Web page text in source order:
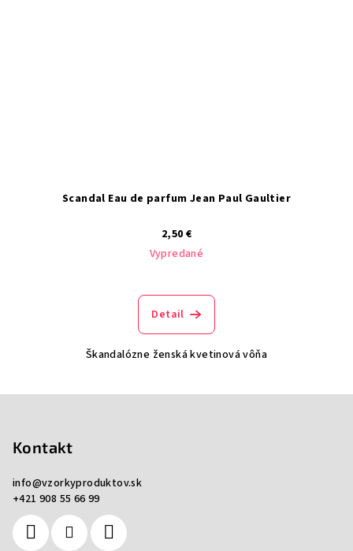
Scandal Eau de parfum Jean Paul Gaultier
2,50 €
Vypredané
Detail
Škandalózne ženská kvetinová vôňa
Kontakt
info@vzorkyproduktov.sk
+421 908 55 66 99